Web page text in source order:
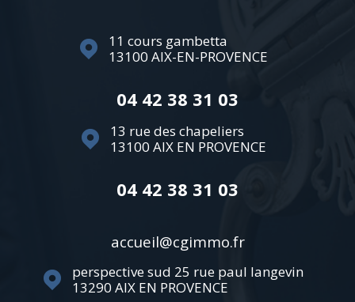
11 cours gambetta
13100 AIX-EN-PROVENCE
04 42 38 31 03
13 rue des chapeliers
13100 AIX EN PROVENCE
04 42 38 31 03
accueil@cgimmo.fr
perspective sud 25 rue paul langevin
13290 AIX EN PROVENCE